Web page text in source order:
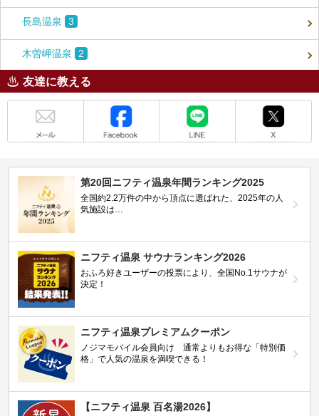
長島温泉 3
木曽岬温泉 2
友達に教える
第20回ニフティ温泉年間ランキング2025
全国約2.2万件の中から頂点に選ばれた、2025年の人
気施設は…
ニフティ温泉 サウナランキング2026
おふろ好きユーザーの投票により、全国No.1サウナが
決定！
ニフティ温泉プレミアムクーポン
ノジマモバイル会員向け 通常よりもお得な「特別価
格」で人気の温泉を満喫できる！
【ニフティ温泉 百名湯2026】